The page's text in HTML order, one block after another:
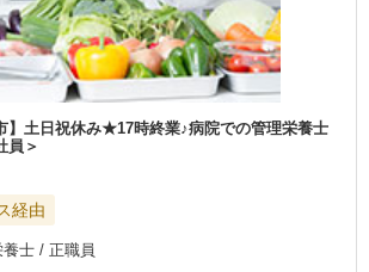
】土日祝休み★17時終業♪病院での管理栄養士
員＞
経由
士 / 正職員